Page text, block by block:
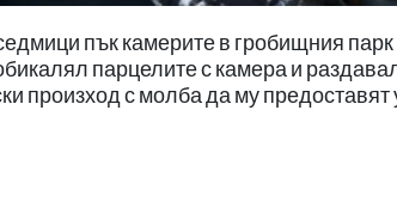
пък камерите в гробищния
парцелите с камера и
произход с молба да му